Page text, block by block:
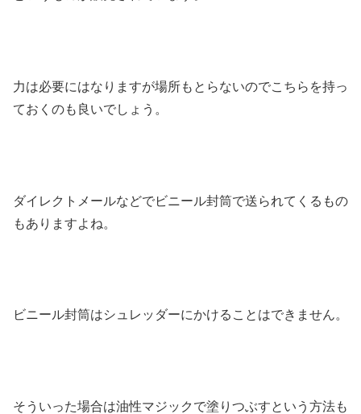
力は必要にはなりますが場所もとらないのでこちらを持っ
ておくのも良いでしょう。
ダイレクトメールなどでビニール封筒で送られてくるもの
もありますよね。
ビニール封筒はシュレッダーにかけることはできません。
そういった場合は油性マジックで塗りつぶすという方法も